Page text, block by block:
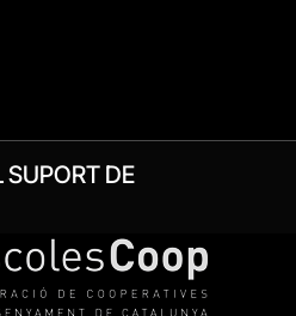
SUPORT DE